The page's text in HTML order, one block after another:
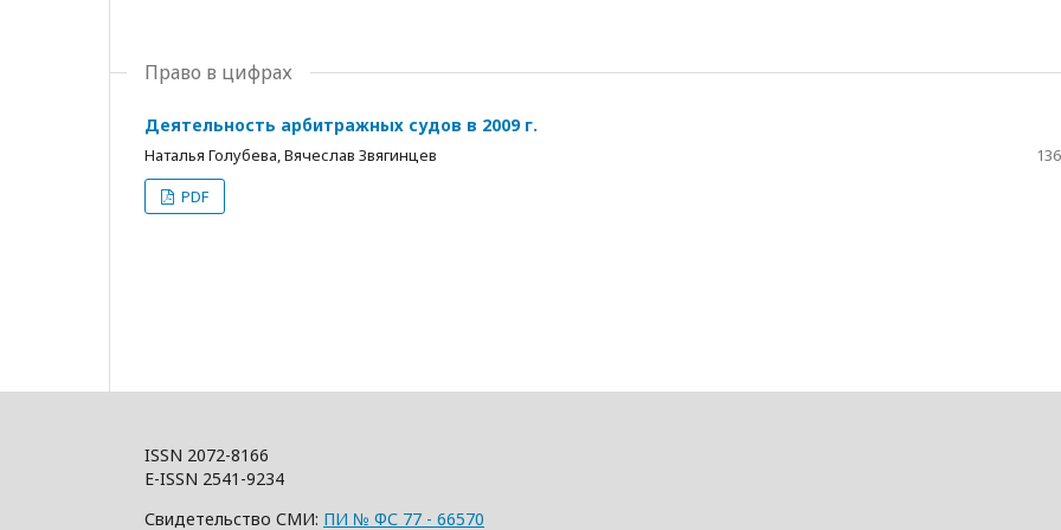
Право в цифрах
Деятельность арбитражных судов в 2009 г.
Наталья Голубева, Вячеслав Звягинцев
PDF
ISSN 2072-8166
E-ISSN 2541-9234
Свидетельство СМИ: ПИ № ФС 77 - 66570